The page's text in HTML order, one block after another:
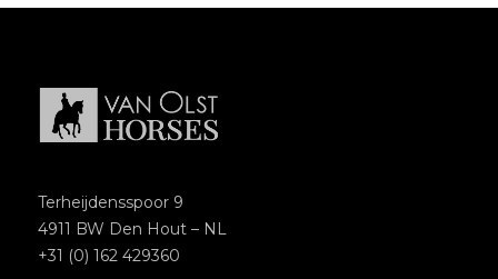
Terheijdensspoor 9
4911 BW Den Hout – NL
+31 (0) 162 429360